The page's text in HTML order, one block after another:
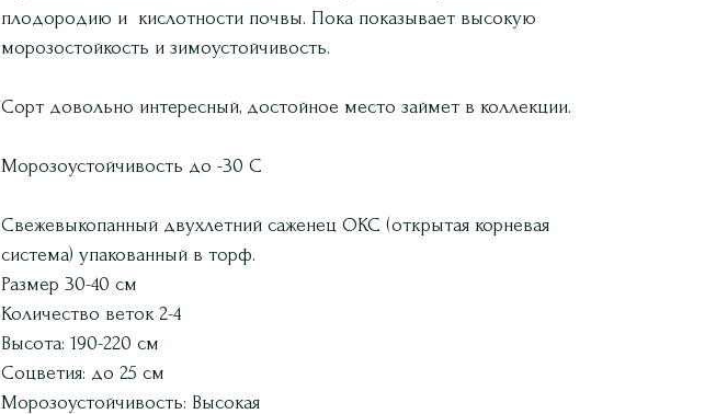
плодородию и кислотности почвы. Пока показывает высокую
морозостойкость и зимоустойчивость.
Сорт довольно интересный, достойное место займет в коллекции.
Морозоустойчивость до -30 С
Свежевыкопанный двухлетний саженец ОКС (открытая корневая
система) упакованный в торф.
Размер 30-40 см
Количество веток 2-4
Высота: 190-220 см
Соцветия: до 25 см
Морозоустойчивость: Высокая